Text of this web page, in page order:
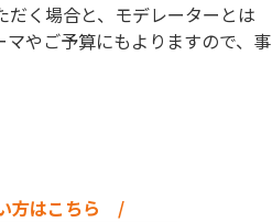
く場合と、モデレーターとは
やご予算にもよりますので、事
方はこちら /